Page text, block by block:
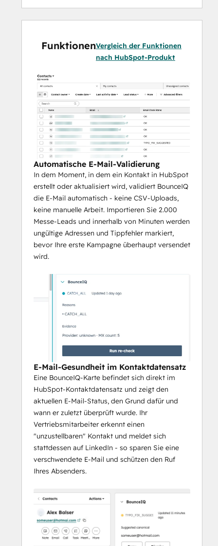
sodass Ihr Team handeln kann, ohne die
bereits verwendeten Tools verlassen zu
FunktionenVergleich der Funktionen
nach HubSpot-Produkt
Automatische E-Mail-Validierung
In dem Moment, in dem ein Kontakt in HubSpot
erstellt oder aktualisiert wird, validiert BounceIQ
die E-Mail automatisch - keine CSV-Uploads,
keine manuelle Arbeit. Importieren Sie 2.000
Messe-Leads und innerhalb von Minuten werden
ungültige Adressen und Tippfehler markiert,
bevor Ihre erste Kampagne überhaupt versendet
wird.
E-Mail-Gesundheit im Kontaktdatensatz
Eine BounceIQ-Karte befindet sich direkt im
HubSpot-Kontaktdatensatz und zeigt den
aktuellen E-Mail-Status, den Grund dafür und
wann er zuletzt überprüft wurde. Ihr
Vertriebsmitarbeiter erkennt einen
"unzustellbaren" Kontakt und meldet sich
stattdessen auf LinkedIn - so sparen Sie eine
verschwendete E-Mail und schützen den Ruf
Ihres Absenders.